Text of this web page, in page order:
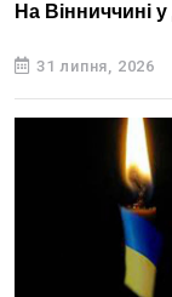
На Вінниччині
31 липня, 2026